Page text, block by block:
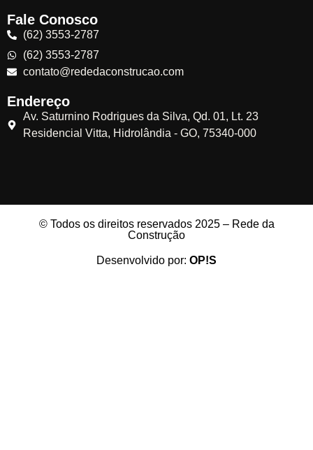
Fale Conosco
(62) 3553-2787
(62) 3553-2787
contato@rededaconstrucao.com
Endereço
Av. Saturnino Rodrigues da Silva, Qd. 01, Lt. 23
Residencial Vitta, Hidrolândia - GO, 75340-000
© Todos os direitos reservados 2025 – Rede da
Construção
Desenvolvido por: OP!S